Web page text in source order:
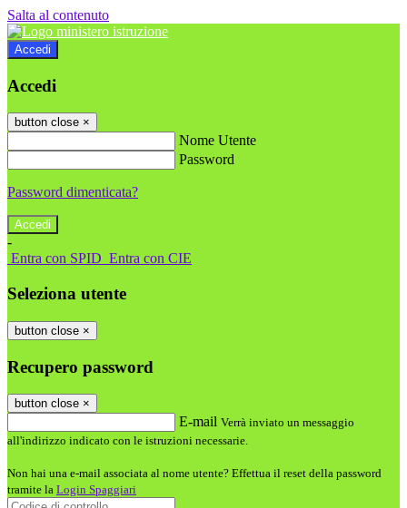
Salta al contenuto
Accedi
Accedi
button close ×
Nome Utente
Password
Password dimenticata?
-
Entra con SPID Entra con CIE
Seleziona utente
button close ×
Recupero password
button close ×
E-mail Verrà inviato un messaggio
all'indirizzo indicato con le istruzioni necessarie.
Non hai una e-mail associata al nome utente? Effettua il reset della password
tramite la Login Spaggiari